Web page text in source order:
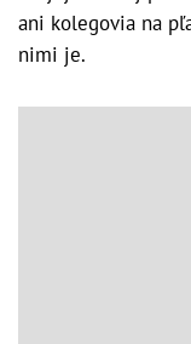
ani kolegovia na
nimi je.